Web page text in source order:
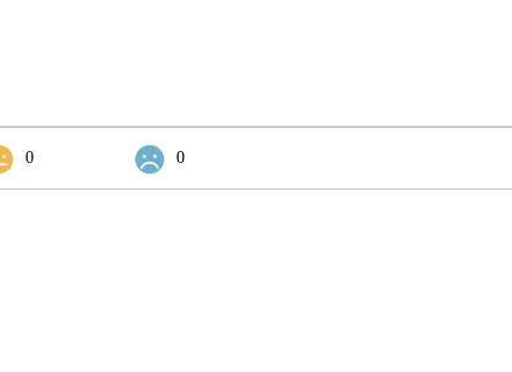
0 0